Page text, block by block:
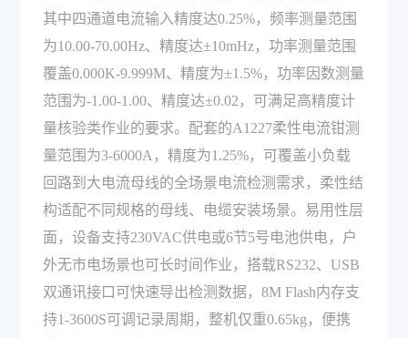
其中四通道电流输入精度达0.25%，频率测量范围
为10.00-70.00Hz、精度达±10mHz，功率测量范围
覆盖0.000K-9.999M、精度为±1.5%，功率因数测量
范围为-1.00-1.00、精度达±0.02，可满足高精度计
量核验类作业的要求。配套的A1227柔性电流钳测
量范围为3-6000A，精度为1.25%，可覆盖小负载
回路到大电流母线的全场景电流检测需求，柔性结
构适配不同规格的母线、电缆安装场景。易用性层
面，设备支持230VAC供电或6节5号电池供电，户
外无市电场景也可长时间作业，搭载RS232、USB
双通讯接口可快速导出检测数据，8M Flash内存支
持1-3600S可调记录周期，整机仅重0.65kg，便携